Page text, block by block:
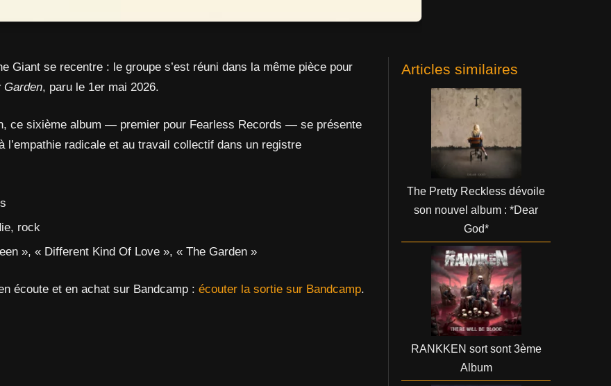
Giant se recentre : le groupe s’est réuni dans la même pièce pour
Garden, paru le 1er mai 2026.
ce sixième album — premier pour Fearless Records — se présente
l’empathie radicale et au travail collectif dans un registre
rock
», « Different Kind Of Love », « The Garden »
écoute et en achat sur Bandcamp :écouter la sortie sur Bandcamp.
Articles similaires
The Pretty Reckless dévoile
son nouvel album : *Dear
God*
RANKKEN sort sont 3ème
Album